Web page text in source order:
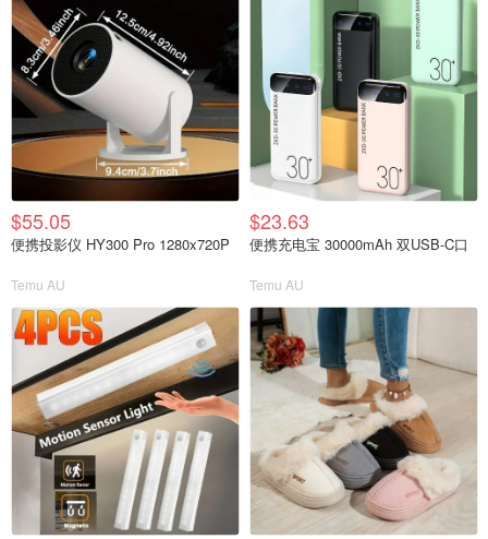
$55.05
便携投影仪 HY300 Pro 1280x720P
Temu AU
$23.63
便携充电宝 30000mAh 双USB-C口
Temu AU